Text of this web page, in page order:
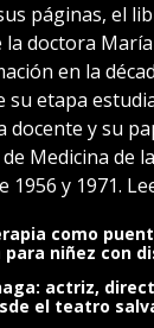
páginas, el
doctora
en la
su etapa
docente y su
Medicina de
1956 y 1971.
como
niñez con
actriz,
el teatro